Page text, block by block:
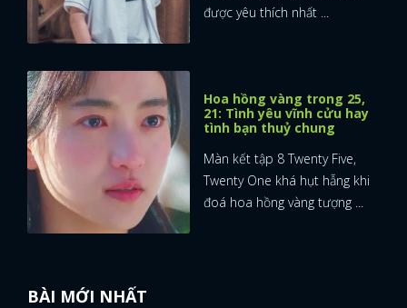
được yêu thích nhất ...
Hoa hồng vàng trong 25,
21: Tình yêu vĩnh cửu hay
tình bạn thuỷ chung
Màn kết tập 8 Twenty Five,
Twenty One khá hụt hẫng khi
đoá hoa hồng vàng tượng ...
BÀI MỚI NHẤT